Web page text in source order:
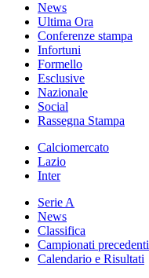
News
Ultima Ora
Conferenze stampa
Infortuni
Formello
Esclusive
Nazionale
Social
Rassegna Stampa
Calciomercato
Lazio
Inter
Serie A
News
Classifica
Campionati precedenti
Calendario e Risultati